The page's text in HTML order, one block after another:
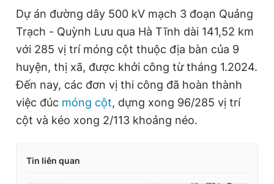
Dự án đường dây 500 kV mạch 3 đoạn Quảng
Trạch - Quỳnh Lưu qua Hà Tĩnh dài 141,52 km
với 285 vị trí móng cột thuộc địa bàn của 9
huyện, thị xã, được khởi công từ tháng 1.2024.
Đến nay, các đơn vị thi công đã hoàn thành
việc đúc móng cột, dựng xong 96/285 vị trí
cột và kéo xong 2/113 khoảng néo.
Tin liên quan